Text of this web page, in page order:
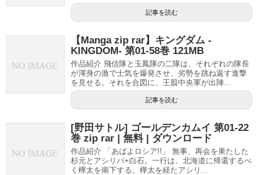
記事を読む
【Manga zip rar】キングダム -
KINGDOM- 第01-58巻 121MB
作品紹介 飛信隊と玉鳳隊の二隊は、それぞれの隊長
が渾身の激で士気を爆発させ、劣勢を跳ね返す進撃
を見せる。それを合図に、王翦中央軍が出陣...
記事を読む
[野田サトル] ゴールデンカムイ 第01-22
巻 zip rar | 無料 | ダウンロード
作品紹介 「あばよロシア!!」 無事、再会を果たした
杉元とアシリパ+白石。一行は、北海道に帰還するべ
く樺太を南下する。樺太を経たアシリ...